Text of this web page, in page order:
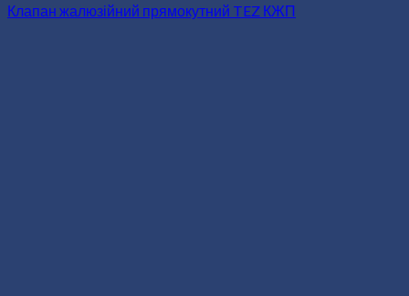
Клапан жалюзійний прямокутний TEZ КЖП